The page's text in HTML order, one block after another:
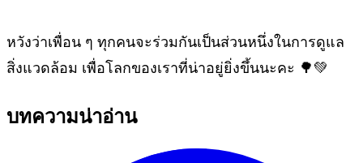
หวังว่าเพื่อน ๆ ทุกคนจะร่วมกันเป็นส่วนหนึ่งในการดูแล
สิ่งแวดล้อม เพื่อโลกของเราที่น่าอยู่ยิ่งขึ้นนะคะ 🌳💚
บทความน่าอ่าน